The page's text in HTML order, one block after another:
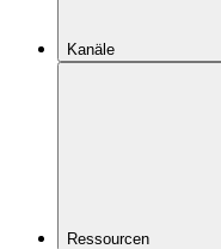
Kanäle
Ressourcen